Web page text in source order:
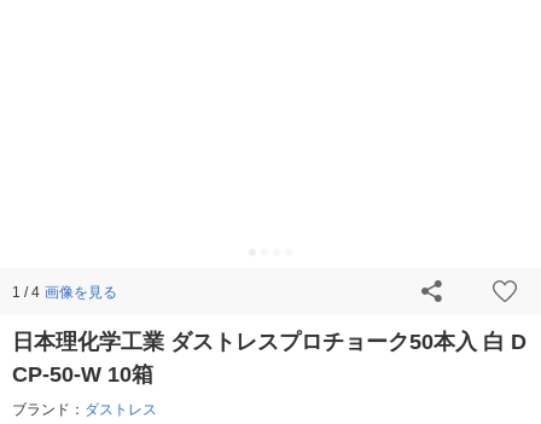
1 / 4 画像を見る
日本理化学工業 ダストレスプロチョーク50本入 白 D
CP-50-W 10箱
ブランド： ダストレス